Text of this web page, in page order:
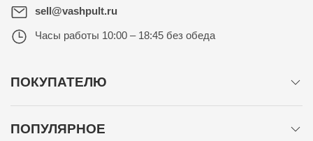
sell@vashpult.ru
Часы работы 10:00 – 18:45 без обеда
ПОКУПАТЕЛЮ
ПОПУЛЯРНОЕ